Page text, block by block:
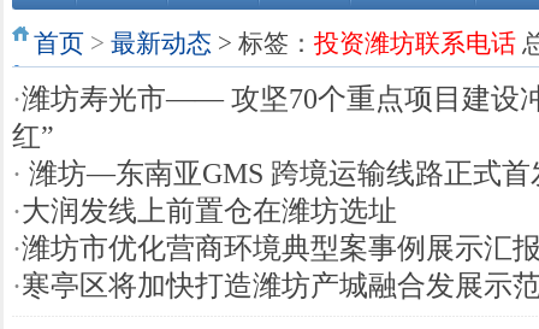
潍坊招商局转：潍坊的冬日“秋景”
潍坊招商局转：潍坊历史名人--燕肃
香港上市公司投资信息
欢聚潍坊·2024青岛啤酒 畅享节今晚启幕
首页 > 最新动态 > 标签： 投资潍坊联系电话
·潍坊寿光市—— 攻坚70个重点项目建设
红”
· 潍坊—东南亚GMS 跨境运输线路正式首
·大润发线上前置仓在潍坊选址
·潍坊市优化营商环境典型案事例展示汇
·寒亭区将加快打造潍坊产城融合发展示